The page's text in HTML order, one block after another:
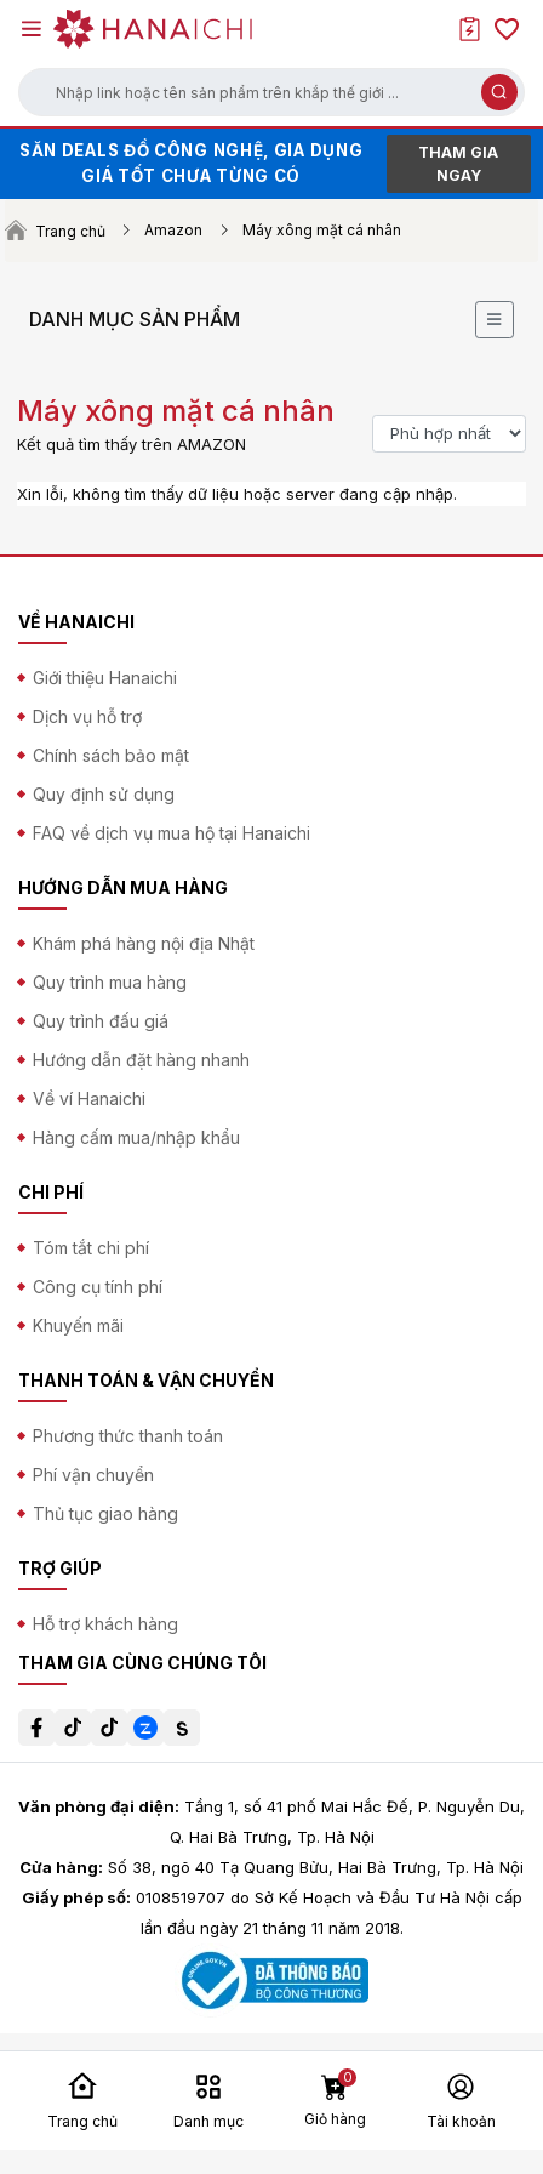
Nhập link hoặc tên sản phẩm trên khắp thế giới ...
HÀNG HOT XẢ KHO - GIÁ SALE CHẠM
ĐÁY
SĂN DEALS ĐỒ CÔNG NGHỆ, GIA DỤNG
GIÁ TỐT CHƯA TỪNG CÓ
THAM GIA
NGAY
SĂN VOUCHER UP TO 100K KHI ORDER
TRÊN WEB (NHẤN ĐỂ LẤY MÃ)
Trang chủ Amazon Máy xông mặt cá nhân
DANH MỤC SẢN PHẨM
Máy xông mặt cá nhân
Kết quả tìm thấy trên AMAZON
Xin lỗi, không tìm thấy dữ liệu hoặc server đang cập nhập.
VỀ HANAICHI
Giới thiệu Hanaichi
Dịch vụ hỗ trợ
Chính sách bảo mật
Quy định sử dụng
FAQ về dịch vụ mua hộ tại Hanaichi
HƯỚNG DẪN MUA HÀNG
Khám phá hàng nội địa Nhật
Quy trình mua hàng
Quy trình đấu giá
Hướng dẫn đặt hàng nhanh
Về ví Hanaichi
Hàng cấm mua/nhập khẩu
CHI PHÍ
Tóm tắt chi phí
Công cụ tính phí
Khuyến mãi
THANH TOÁN & VẬN CHUYỂN
Phương thức thanh toán
Phí vận chuyển
Thủ tục giao hàng
TRỢ GIÚP
Hỗ trợ khách hàng
THAM GIA CÙNG CHÚNG TÔI
Văn phòng đại diện: Tầng 1, số 41 phố Mai Hắc Đế, P. Nguyễn Du,
Q. Hai Bà Trưng, Tp. Hà Nội
Cửa hàng: Số 38, ngõ 40 Tạ Quang Bửu, Hai Bà Trưng, Tp. Hà Nội
Giấy phép số: 0108519707 do Sở Kế Hoạch và Đầu Tư Hà Nội cấp
lần đầu ngày 21 tháng 11 năm 2018.
Trang chủ Danh mục Giỏ hàng
0
Tài khoản